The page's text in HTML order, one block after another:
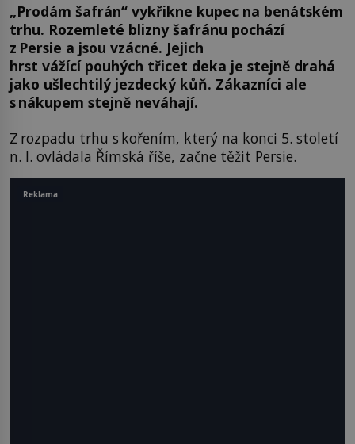
„Prodám šafrán“ vykřikne kupec na benátském
trhu. Rozemleté blizny šafránu pochází
z Persie a jsou vzácné. Jejich
hrst vážící pouhých třicet deka je stejně drahá
jako ušlechtilý jezdecký kůň. Zákazníci ale
s nákupem stejně neváhají.
Z rozpadu trhu s kořením, který na konci 5. století
n. l. ovládala Římská říše, začne těžit Persie.
Reklama